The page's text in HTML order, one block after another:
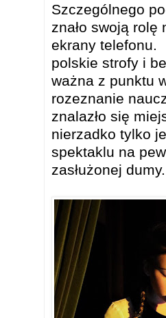
Szczególnego
znało swoją rolę
ekrany telefonu.
polskie strofy i
ważna z punktu
rozeznanie
znalazło się
nierzadko tylko
spektaklu na
zasłużonej dumy.